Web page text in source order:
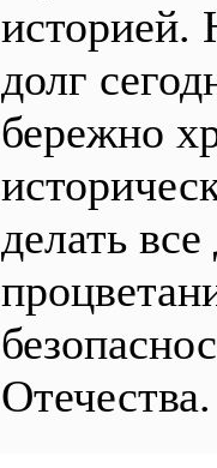
долг
бережно
делать все
Отечества.